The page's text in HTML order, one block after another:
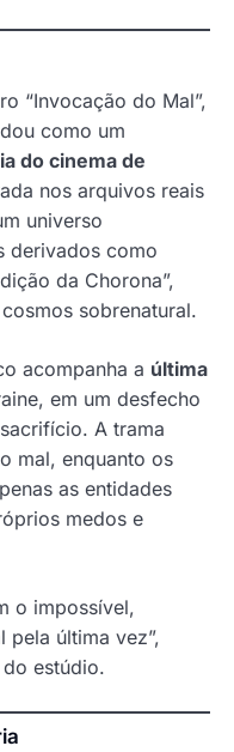
“Invocação do Mal”,
como um
do cinema de
nos arquivos reais
universo
derivados como
da Chorona”,
sobrenatural.
acompanha a última
em um desfecho
A trama
mal, enquanto os
as entidades
medos e
o impossível,
pela última vez”,
estúdio.